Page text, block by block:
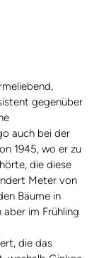
gegenüber
auch bei der
1945, wo er zu
die diese
Meter von
Bäume in
im Frühling
die das